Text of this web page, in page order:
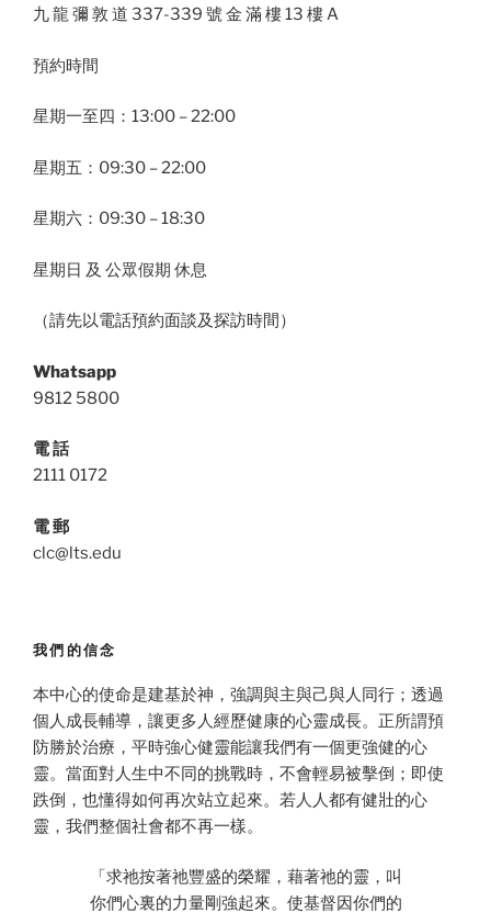
九 龍 彌 敦 道 337-339 號 金 滿 樓 13 樓 A
預約時間
星期一至四：13:00 – 22:00
星期五：09:30 – 22:00
星期六：09:30 – 18:30
星期日 及 公眾假期 休息
（請先以電話預約面談及探訪時間）
Whatsapp
9812 5800
電 話
2111 0172
電 郵
clc@lts.edu
我們的信念
本中心的使命是建基於神，強調與主與己與人同行；透過
個人成長輔導，讓更多人經歷健康的心靈成長。正所謂預
防勝於治療，平時強心健靈能讓我們有一個更強健的心
靈。當面對人生中不同的挑戰時，不會輕易被擊倒；即使
跌倒，也懂得如何再次站立起來。若人人都有健壯的心
靈，我們整個社會都不再一樣。
「求祂按著祂豐盛的榮耀，藉著祂的靈，叫
你們心裏的力量剛強起來。使基督因你們的